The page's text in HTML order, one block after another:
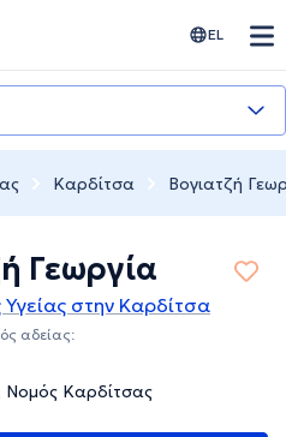
EL
Καρδίτσα Βογιατζή
Γεωργία
στην Καρδίτσα
αδείας:
Καρδίτσας